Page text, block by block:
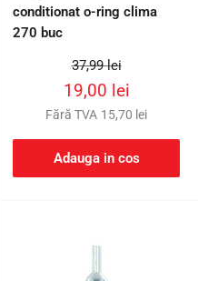
conditionat o-ring clima
270 buc
Preț
37,99 lei
Preț
redus
19,00 lei
Fără TVA 15,70 lei
Adauga in cos